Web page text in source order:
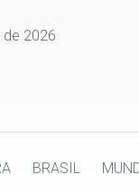
de 2026
BRASIL